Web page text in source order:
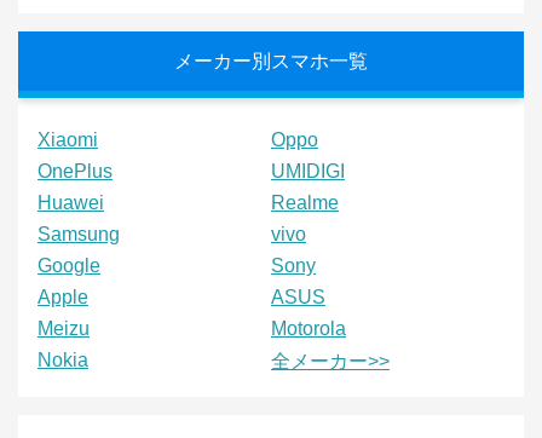
メーカー別スマホ一覧
Xiaomi
Oppo
OnePlus
UMIDIGI
Huawei
Realme
Samsung
vivo
Google
Sony
Apple
ASUS
Meizu
Motorola
Nokia
全メーカー>>